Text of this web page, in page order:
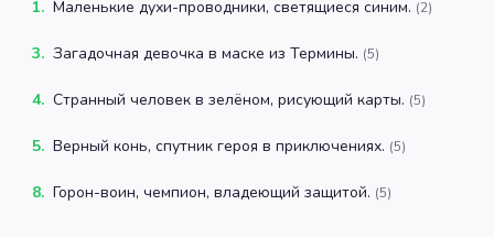
1. Маленькие духи-проводники, светящиеся синим. (2)
3. Загадочная девочка в маске из Термины. (5)
4. Странный человек в зелёном, рисующий карты. (5)
5. Верный конь, спутник героя в приключениях. (5)
8. Горон-воин, чемпион, владеющий защитой. (5)